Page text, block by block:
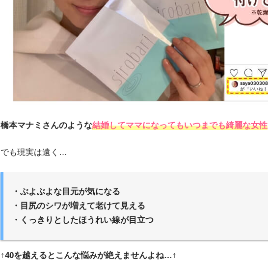
橋本マナミさんのような結婚してママになってもいつまでも綺麗な女性
でも現実は遠く…
・ぶよぶよな目元が気になる
・目尻のシワが増えて老けて見える
・くっきりとしたほうれい線が目立つ
↑40を越えるとこんな悩みが絶えませんよね…↑